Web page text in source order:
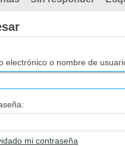
electrónico o nombre de
mi contraseña